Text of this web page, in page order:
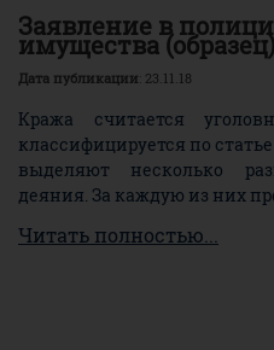
Заявление в
имущества (образец)
Дата публикации: 23.11.18
Кража считается
классифицируется по
выделяют несколько
деяния. За каждую из них
Читать полностью...